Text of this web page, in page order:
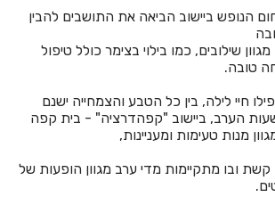
באריאל
באשבול
באשדוד
באשקלון
באשתאול
הנופש ביישוב הביאה את התושבים להבין
שילובים, כמו בילוי בצימר כולל טיפול
טובה.
חיי לילה, בין כל הטבע והצמחייה ישנם
הערב, ביישוב "קפהדרציה" - בית קפה
מנות טעימות ומעניינות,
קשת ובו מתקיימות מדי ערב מגוון הופעות של